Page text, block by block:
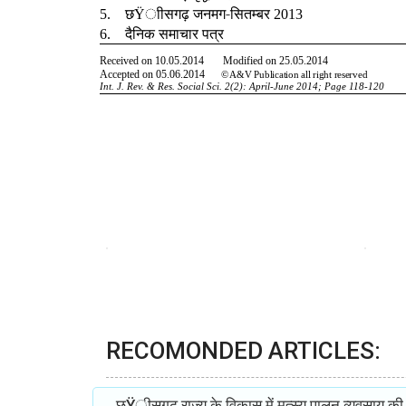
RECOMONDED ARTICLES: